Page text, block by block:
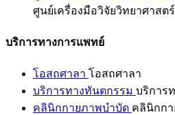
ศูนย์เครื่องมือวิจัยวิทยาศาสต
บริการทางการแพทย์
โอสถศาลา โอสถศาลา
บริการทางทันตกรรม บริการ
คลินิกกายภาพบำบัด คลินิกก